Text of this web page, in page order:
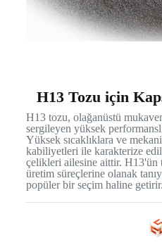
H13 Tozu için
H13 tozu, olağanüstü
sergileyen yüksek
Yüksek sıcaklıklara ve
kabiliyetleri ile karakterize
çelikleri ailesine aittir. H13'ün
üretim süreçlerine olanak
popüler bir seçim haline getirir.